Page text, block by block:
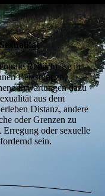
Bedürfnisse in
Belastungen,
Erwartungen dazu
aus dem
Distanz, andere
oder Grenzen zu
oder sexuelle
sein.